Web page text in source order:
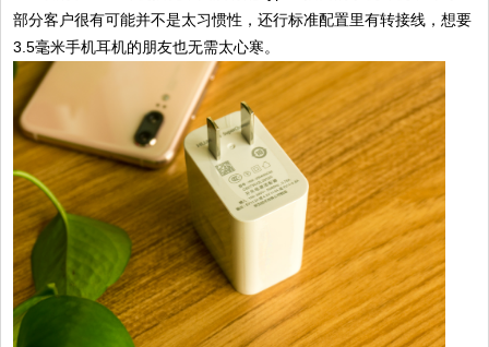
部分客户很有可能并不是太习惯性，还行标准配置里有转接线，想要
3.5毫米手机耳机的朋友也无需太心寒。